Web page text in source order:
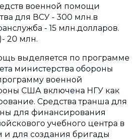
военной помощи
для ВСУ - 300 млн.в
- 15 млн.долларов.
20 млн.
выделяется по программе
министерства обороны
военной
США включена НГУ как
Средства транша для
для финансирования
учебного центра в
и для создания бригады